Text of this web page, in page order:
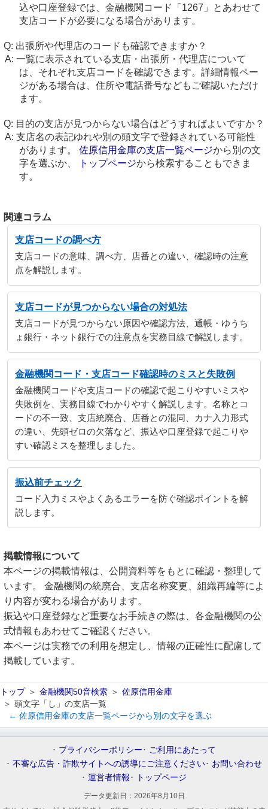
込や口座登録では、金融機関コード「1267」とあわせて
支店コードが必要になる場合があります。
出張所や代理店のコードも確認できますか？
一覧に表示されている支店・出張所・代理店について
は、それぞれ支店コードを確認できます。詳細情報ペー
ジがある場合は、住所や電話番号などもご確認いただけ
ます。
目的の支店が見つからない場合はどうすればよいですか？
支店名の表記ゆれや別の頭文字で登録されている可能性
があります。 佐原信用金庫の支店一覧ページから別の文
字を選ぶか、
トップページから検索することもできま
す。
関連コラム
支店コードの調べ方
支店コードの意味、調べ方、店番との違い、確認時の注意
点を解説します。
支店コードが見つからない場合の対処法
支店コードが見つからない原因や確認方法、通帳・ゆうち
ょ銀行・ネット銀行での注意点を実務目線で解説します。
金融機関コード・支店コード確認時のミスと失敗例
金融機関コードや支店コードの確認で起こりやすいミスや
失敗例を、実務目線でわかりやすく解説します。名称とコ
ードの不一致、支店統廃合、店番との混同、カナ入力形式
の違い、先頭ゼロの欠落など、振込や口座登録で起こりや
すい確認ミスを整理しました。
振込前チェック
コード入力ミスやよくあるエラーを防ぐ確認ポイントを解
説します。
掲載情報について
本ページの掲載情報は、公開資料等をもとに確認・整理して
います。 金融機関の統廃合、支店名称変更、組織再編等によ
り内容が変わる場合があります。
振込や口座登録など重要なお手続きの際は、各金融機関の公
式情報もあわせてご確認ください。
本ページは実務での利用を想定し、情報の正確性に配慮して
掲載しています。
トップ 金融機関50音検索
佐原信用金庫
頭文字「し」の支店一覧
← 佐原信用金庫の支店一覧ページから別の文字を選ぶ
プライバシーポリシー
ご利用にあたって
不審な広告・詐欺サイトへの誘導にご注意ください
お問い合わせ
運営者情報
トップページ
データ更新日： 2026年8月10日